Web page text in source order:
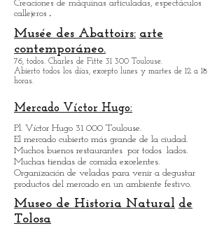
Toulouse.
Abierto todos los días excepto los lunes de 10 a 18
horas.
Creaciones de máquinas articuladas, espectáculos
callejeros .
Musée des Abattoirs: arte
contemporáneo.
Abierto todos los días, excepto lunes y martes de 12 a 18
Mercado Víctor Hugo:
Pl. Víctor Hugo 31 000 Toulouse.
El mercado cubierto más grande de la ciudad.
Muchos buenos restaurantes por todos lados.
Muchas tiendas de comida excelentes.
Organización de veladas para venir a degustar
productos del mercado en un ambiente festivo.